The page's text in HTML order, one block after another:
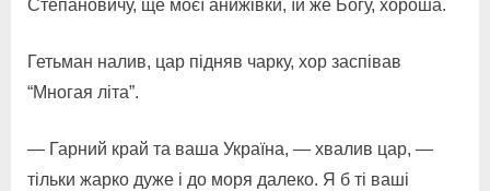
Степановичу, ще моєї анижівки, їй же Богу, хороша.
Гетьман налив, цар підняв чарку, хор заспівав
“Многая літа”.
— Гарний край та ваша Україна, — хвалив цар, —
тільки жарко дуже і до моря далеко. Я б ті ваші